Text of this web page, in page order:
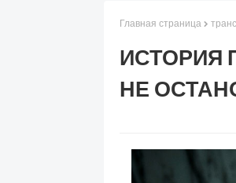
Главная страница
ИСТОРИЯ
НЕ